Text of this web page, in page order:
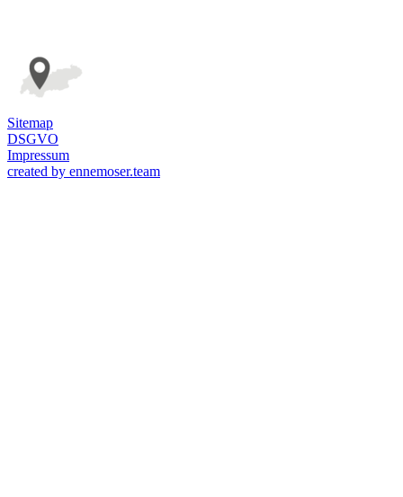
Sitemap
DSGVO
Impressum
created by ennemoser.team